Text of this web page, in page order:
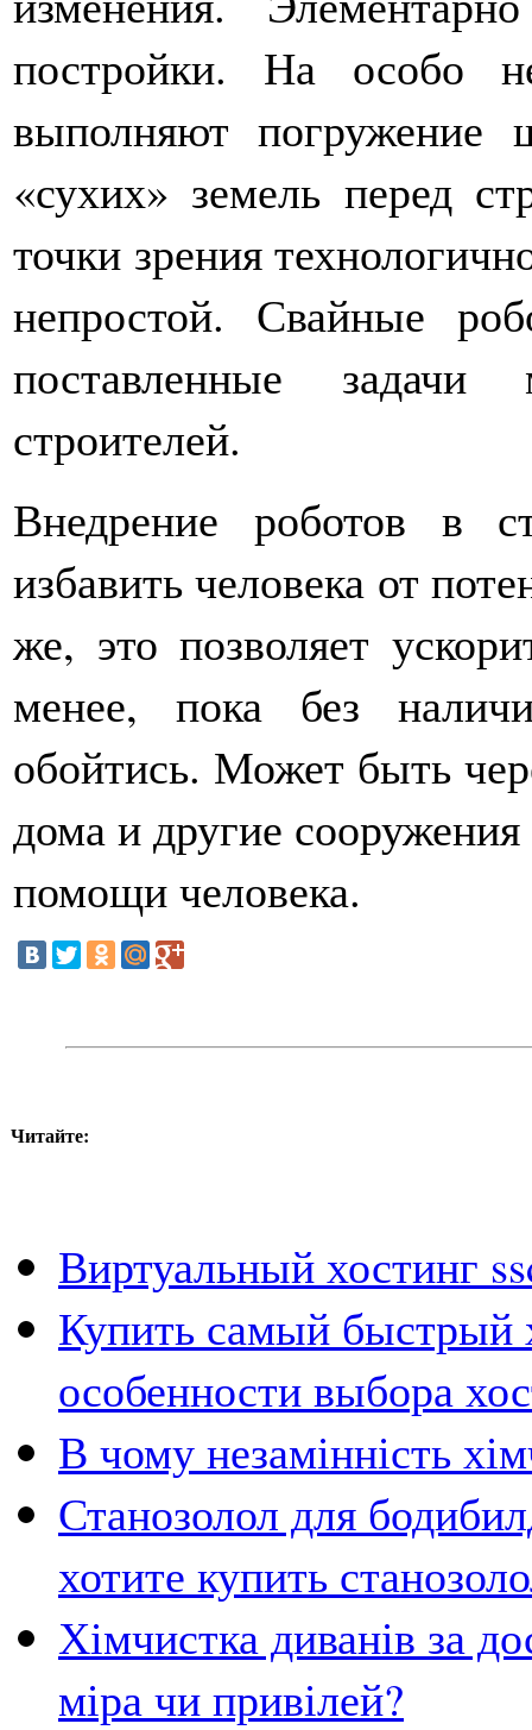
постройки. На особо
выполняют
«сухих» земель перед
точки зрения
непростой. Свайные
поставленные задачи
строителей.
Внедрение роботов в
избавить человека от
же, это позволяет
менее, пока без
обойтись. Может быть
дома и другие
помощи человека.
Читайте:
Виртуальный хостинг
Купить самый быстрый
особенности выбора
В чому незамінність
Станозолол для
хотите купить
Хімчистка диванів за
міра чи привілей?